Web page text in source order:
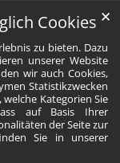
Cookies
zu bieten. Dazu
unserer Website
wir auch Cookies,
Statistikzwecken
Kategorien Sie
auf Basis Ihrer
der Seite zur
Sie in unserer
✕